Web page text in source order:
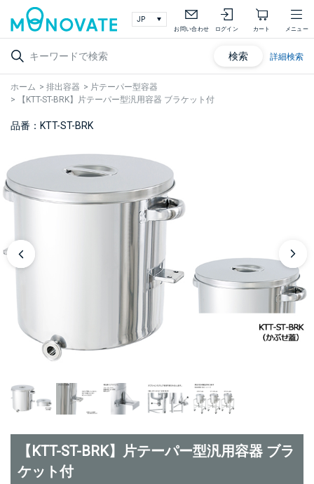
お問い合わせ ログイン カート メニュー
検索 詳細検索
ホーム > 排出容器 > 片テーパー型容器
>
【KTT-ST-BRK】片テーパー型汎用容器 ブラケット付
品番：KTT-ST-BRK
【KTT-ST-BRK】片テーパー型汎用容器 ブラ
ケット付